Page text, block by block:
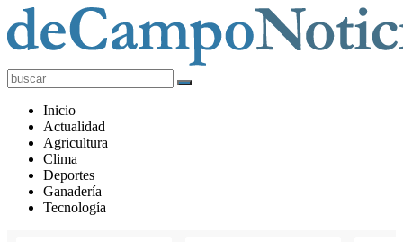
deCampoNoticias
Actualidad
Agropecuaria
Inicio
Actualidad
Agricultura
Clima
Deportes
Ganadería
Tecnología